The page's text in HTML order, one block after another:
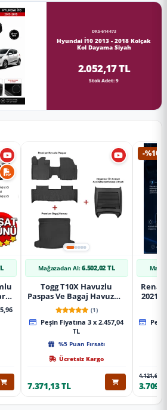
DRS-614473
Hyundai İ10 2013 - 2018 Kolçak
Kol Dayama Siyah
2.052,17 TL
Stok Adet: 9
Mağazadan Al: 6.502,02 TL
Togg T10X Havuzlu
Paspas Ve Bagaj Havuzu +
Siyah Organizer
(1)
Peşin Fiyatına 3 x 2.457,04
TL
%5 Puan Fırsatı
Ücretsiz Kargo
7.371,13 TL
-%10
2021
4.121,65 TL